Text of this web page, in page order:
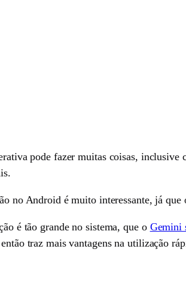
pode fazer muitas coisas, inclusive
no Android é muito interessante, já que
é tão grande no sistema, que o Gemini
traz mais vantagens na utilização